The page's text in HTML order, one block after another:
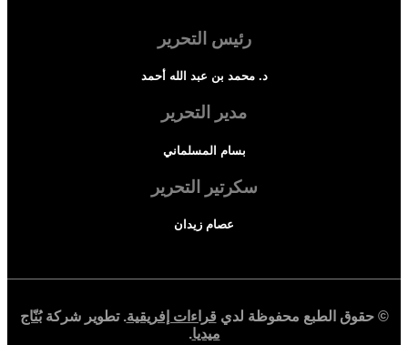
رئيس التحرير
د. محمد بن عبد الله أحمد
مدير التحرير
بسام المسلماني
سكرتير التحرير
عصام زيدان
© حقوق الطبع محفوظة لدي قراءات إفريقية. تطوير شركةبُنّاج
ميديا.